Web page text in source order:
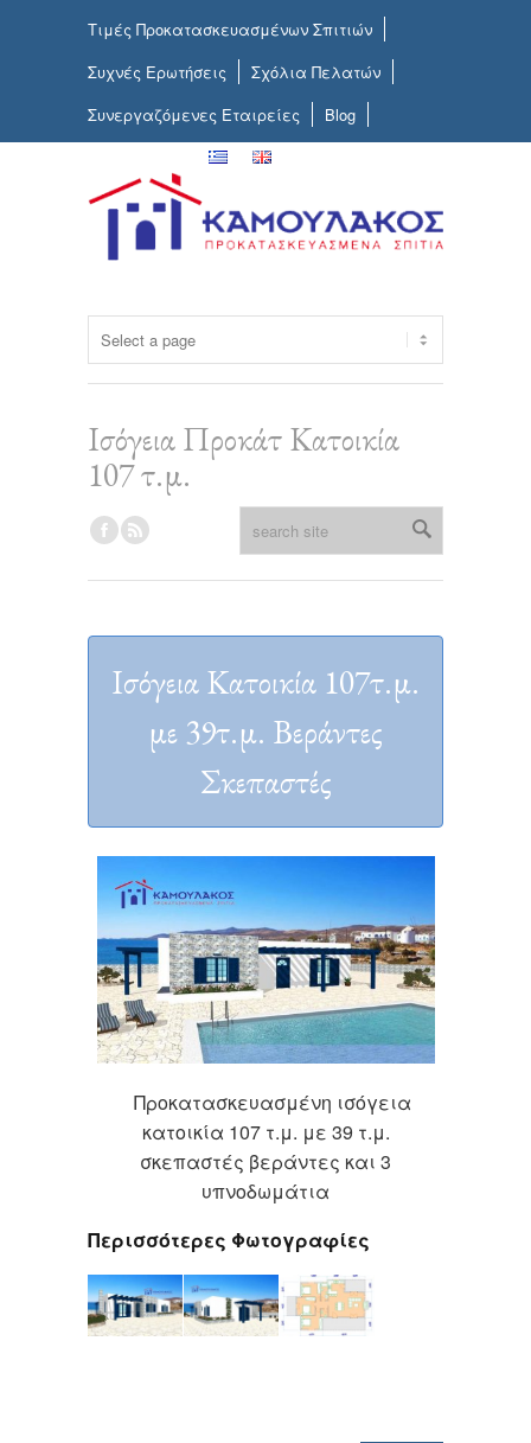
Τιμές Προκατασκευασμένων Σπιτιών
Συχνές Ερωτήσεις
Σχόλια Πελατών
Συνεργαζόμενες Εταιρείες
Blog
Ισόγεια Προκάτ Κατοικία
107 τ.μ.
Ισόγεια Κατοικία 107τ.μ.
με 39τ.μ. Βεράντες
Σκεπαστές
Προκατασκευασμένη ισόγεια
κατοικία 107 τ.μ. με 39 τ.μ.
σκεπαστές βεράντες και 3
υπνοδωμάτια
Περισσότερες Φωτογραφίες